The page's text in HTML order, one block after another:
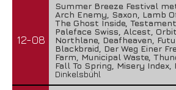
12-08
Summer Breeze Festival
Arch Enemy, Saxon, Lamb
The Ghost Inside,
Paleface Swiss, Alcest,
Northlane, Deafheaven,
Blackbraid, Der Weg Einer
Farm, Municipal Waste,
Fall To Spring, Misery Index,
Dinkelsbühl